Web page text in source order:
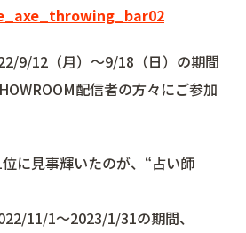
9/12（月）〜9/18（日）の期間
配信者の方々にご参加
に見事輝いたのが、“占い師
11/1〜2023/1/31の期間、